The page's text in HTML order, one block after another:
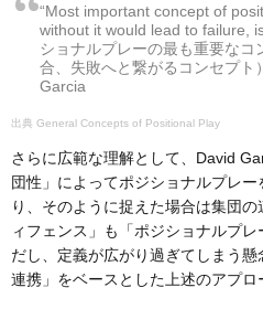
“Most important concept of
without it would lead to failure,
ショナルプレーの最も重要な
合、失敗へと繋がるコンセプト
Garcia
General Concepts of Positional Play
さらに広範な理解として、David
団性」によってポジショナルプレ
り、そのように捉えた場合は集団
ィフェンス」も「ポジショナルプ
だし、定義が広がり過ぎてしまう
連携」をベースとした上述のアプロ